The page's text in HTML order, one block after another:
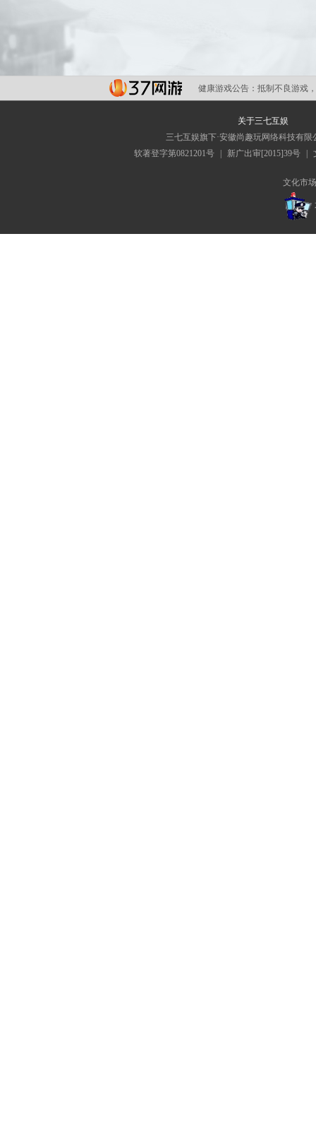
健康游戏公告： 抵制不良游戏
关于三七互娱
三七互娱旗下·安徽尚趣玩网络科技有限
软著登字第0821201号
新广出审[2015]39号
文化市